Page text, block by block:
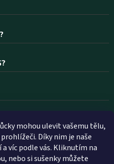
mohou ulevit vašemu tělu,
Díky nim je naše
víc podle vás. Kliknutím na
nebo si sušenky můžete